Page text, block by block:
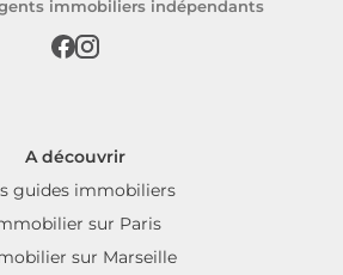
immobiliers indépendants
A découvrir
guides immobiliers
sur Paris
sur Marseille